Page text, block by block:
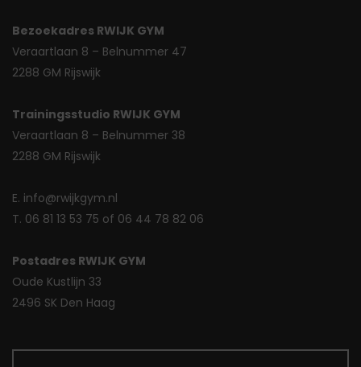
Bezoekadres RWIJK GYM
Veraartlaan 8 – Belnummer 47
2288 GM Rijswijk
Trainingsstudio RWIJK GYM
Veraartlaan 8 – Belnummer 38
2288 GM Rijswijk
E. info@rwijkgym.nl
T. 06 81 13 53 75 of 06 44 78 82 06
Postadres RWIJK GYM
Oude Kustlijn 33
2496 SK Den Haag